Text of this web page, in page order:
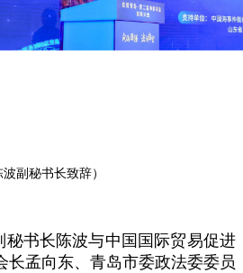
波副秘书长致辞）
秘书长陈波与中国国际贸易促进
长孟向东、青岛市委政法委委员